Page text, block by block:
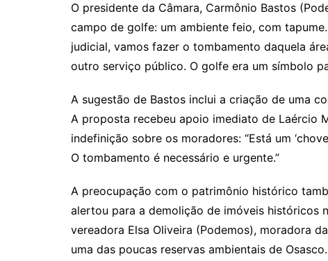
O presidente da Câmara, Carmônio Bastos
campo de golfe: um ambiente feio, com
judicial, vamos fazer o tombamento daquela
outro serviço público. O golfe era um símbolo
A sugestão de Bastos inclui a criação de uma
A proposta recebeu apoio imediato de Laércio
indefinição sobre os moradores: “Está um
O tombamento é necessário e urgente.”
A preocupação com o patrimônio histórico
alertou para a demolição de imóveis históricos
vereadora Elsa Oliveira (Podemos), moradora
uma das poucas reservas ambientais de